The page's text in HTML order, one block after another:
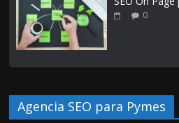
0
Agencia SEO para Pymes